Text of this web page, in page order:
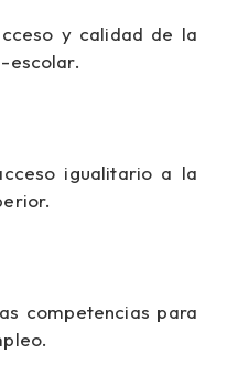
y calidad de la
escolar.
igualitario a la
competencias para